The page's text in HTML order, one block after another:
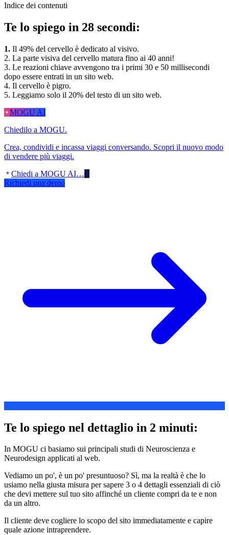
Indice dei contenuti
Te lo spiego in 28 secondi:
1. Il 49% del cervello è dedicato al visivo.
2. La parte visiva del cervello matura fino ai 40 anni!
3. Le reazioni chiave avvengono tra i primi 30 e 50 millisecondi
dopo essere entrati in un sito web.
4. Il cervello è pigro.
5. Leggiamo solo il 20% del testo di un sito web.
MOGU AI
Chiedilo a MOGU.
Crea, condividi e incassa viaggi conversando. Scopri il nuovo modo
di vendere più viaggi.
Chiedi a MOGU AI…
Richiedi una demo
Te lo spiego nel dettaglio in 2 minuti:
In MOGU ci basiamo sui principali studi di Neuroscienza e
Neurodesign applicati al web.
Vediamo un po', è un po' presuntuoso? Sì, ma la realtà è che lo
usiamo nella giusta misura per sapere 3 o 4 dettagli essenziali di ciò
che devi mettere sul tuo sito affinché un cliente compri da te e non
da un altro.
Il cliente deve cogliere lo scopo del sito immediatamente e capire
quale azione intraprendere.